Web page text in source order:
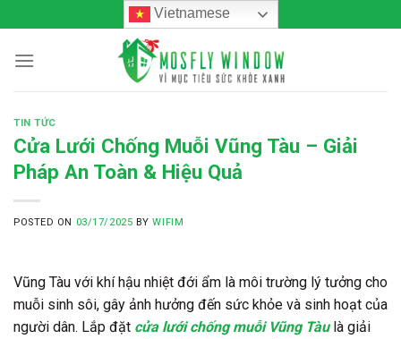
to
content
Vietnamese
TIN TỨC
Cửa Lưới Chống Muỗi Vũng Tàu – Giải
Pháp An Toàn & Hiệu Quả
POSTED ON 03/17/2025 BYWIFIM
Vũng Tàu với khí hậu nhiệt đới ẩm là môi trường lý tưởng cho
muỗi sinh sôi, gây ảnh hưởng đến sức khỏe và sinh hoạt của
người dân. Lắp đặt cửa lưới chống muỗi Vũng Tàulà giải